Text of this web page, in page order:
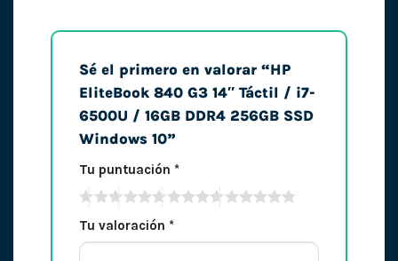
Sé el primero en valorar “HP
EliteBook 840 G3 14″ Táctil / i7-
6500U / 16GB DDR4 256GB SSD
Windows 10”
Tu puntuación *
Tu valoración *